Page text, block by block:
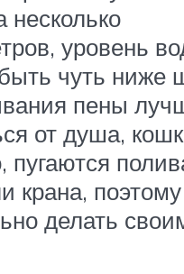
несколько
уровень
чуть ниже
пены
от душа,
пугаются
крана, поэтому
делать